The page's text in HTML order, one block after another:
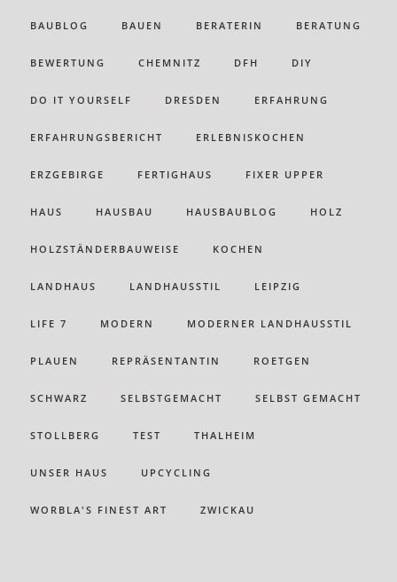
BAUBLOG BAUEN BERATERIN BERATUNG
BEWERTUNG CHEMNITZ DFH DIY
DO IT YOURSELF DRESDEN ERFAHRUNG
ERFAHRUNGSBERICHT ERLEBNISKOCHEN
ERZGEBIRGE FERTIGHAUS FIXER UPPER
HAUS HAUSBAU HAUSBAUBLOG HOLZ
HOLZSTÄNDERBAUWEISE KOCHEN
LANDHAUS LANDHAUSSTIL LEIPZIG
LIFE 7 MODERN MODERNER LANDHAUSSTIL
PLAUEN REPRÄSENTANTIN ROETGEN
SCHWARZ SELBSTGEMACHT SELBST GEMACHT
STOLLBERG TEST THALHEIM
UNSER HAUS UPCYCLING
WORBLA'S FINEST ART ZWICKAU